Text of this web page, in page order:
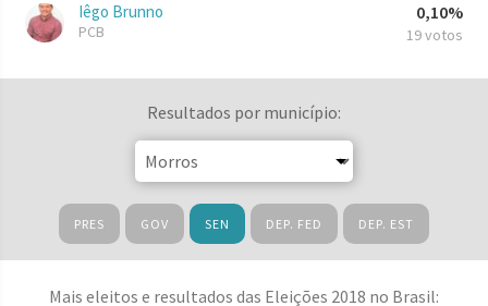
Iêgo Brunno
PCB
0,10%
19 votos
Resultados por município:
PRES GOV SEN DEP. FED DEP. EST
Mais eleitos e resultados das Eleições 2018 no Brasil: